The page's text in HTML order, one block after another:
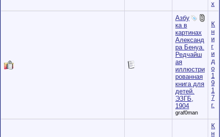
х
Азбу
ка в
картинах
Александ
ра Бенуа.
Редчайш
ая
иллюстри
рованная
книга для
детей.
ЭЗГБ,
1904
graf0man
К
н
и
г
и
д
о
1
9
1
7
г.
К
н